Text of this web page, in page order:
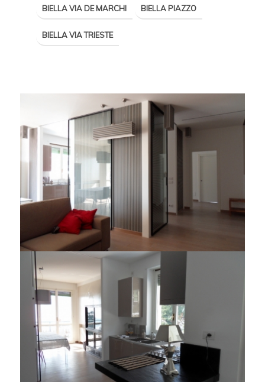
BIELLA VIA DE MARCHI BIELLA PIAZZO
BIELLA VIA TRIESTE